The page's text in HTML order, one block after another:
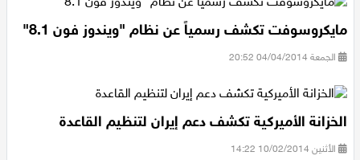
مايكروسوفت تكشف رسمياً عن نظام "ويندوز فون 8.1"
الجمعة 04/04/2014 20:52
الخزانة الأميركية تكشف دعم إيران لتنظيم القاعدة
الأثنين 10/02/2014 14:22